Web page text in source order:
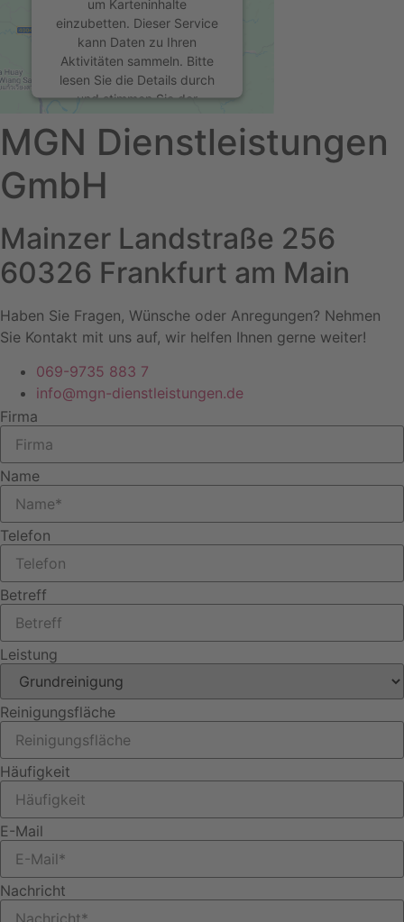
um Karteninhalte
einzubetten. Dieser Service
kann Daten zu Ihren
Aktivitäten sammeln. Bitte
lesen Sie die Details durch
und stimmen Sie der
Nutzung des Service zu, um
diese Karte anzuzeigen.
Mehr Informationen
Akzeptieren
powered by
Usercentrics
Consent Management
MGN Dienstleistungen
GmbH
Mainzer Landstraße 256
60326 Frankfurt am Main
Haben Sie Fragen, Wünsche oder Anregungen? Nehmen
Sie Kontakt mit uns auf, wir helfen Ihnen gerne weiter!
069-9735 883 7
info@mgn-dienstleistungen.de
Firma
Name
Telefon
Betreff
Leistung
Reinigungsfläche
Häufigkeit
E-Mail
Nachricht